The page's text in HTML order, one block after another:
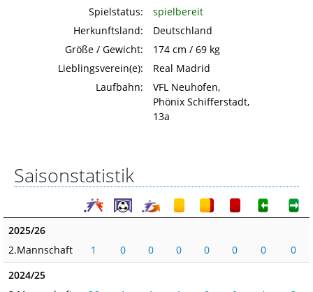
Spielstatus:
spielbereit
Herkunftsland:
Deutschland
Größe / Gewicht:
174 cm / 69 kg
Lieblingsverein(e):
Real Madrid
Laufbahn:
VFL Neuhofen,
Phönix Schifferstadt,
13a
Saisonstatistik
2025/26
2.Mannschaft
1 0 0 0 0 0 0
0
2024/25